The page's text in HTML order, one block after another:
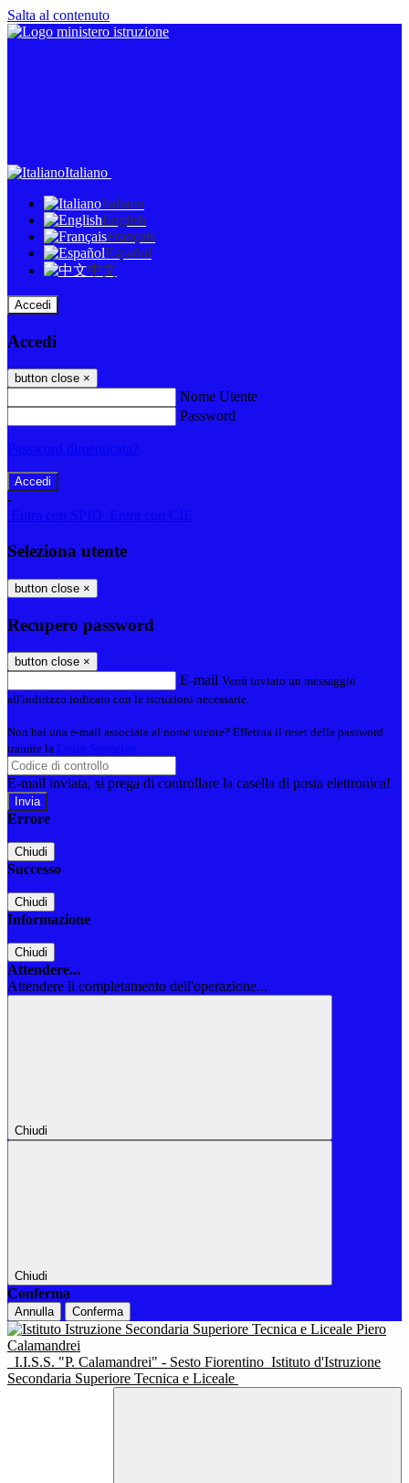
Salta al contenuto
Italiano
Italiano
English
Français
Español
中文
Accedi
Accedi
button close ×
Nome Utente
Password
-
Seleziona utente
button close ×
Recupero password
button close ×
E-mail Verrà inviato un messaggio
all'indirizzo indicato con le istruzioni necessarie.
Non hai una e-mail associata al nome utente? Effettua il reset della password
tramite la
E-mail inviata, si prega di controllare la casella di posta elettronica!
Errore
Chiudi
Successo
Chiudi
Informazione
Chiudi
Attendere...
Attendere il completamento dell'operazione...
Chiudi
Chiudi
Conferma
Annulla Conferma
I.I.S.S. "P. Calamandrei" - Sesto Fiorentino Istituto d'Istruzione
Secondaria Superiore Tecnica e Liceale